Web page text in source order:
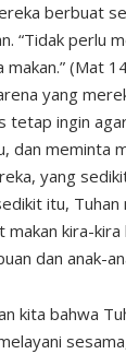
berbuat
“Tidak perlu
(Mat
yang
tetap ingin
dan meminta
yang
itu, Tuhan
makan kira-kira
dan anak-
kita bahwa